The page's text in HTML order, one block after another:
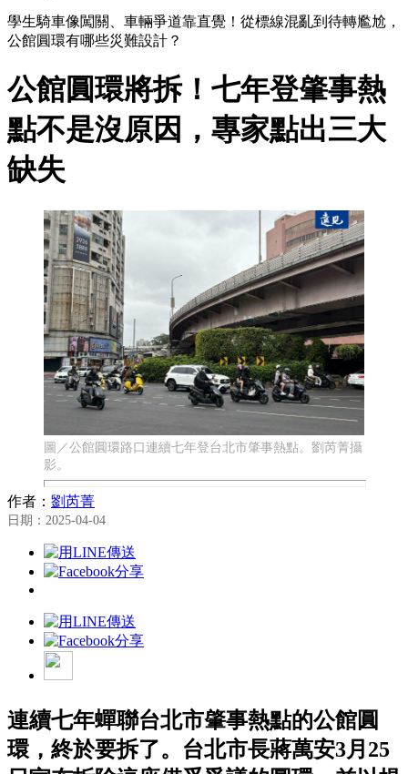
學生騎車像闖關、車輛爭道靠直覺！從標線混亂到待轉尷尬，
公館圓環有哪些災難設計？
公館圓環將拆！七年登肇事熱
點不是沒原因，專家點出三大
缺失
圖／公館圓環路口連續七年登台北市肇事熱點。劉芮菁攝
影。
作者： 劉芮菁
日期：2025-04-04
連續七年蟬聯台北市肇事熱點的公館圓
環，終於要拆了。台北市長蔣萬安3月25